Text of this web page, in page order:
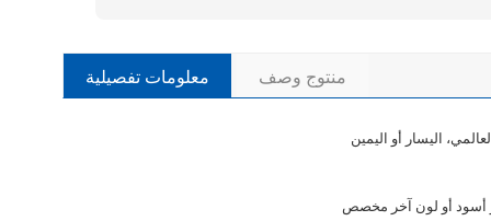
معلومات تفصيلية منتوج وصف
اليسار أو اليمين
أسود أو لون آخر مخصص